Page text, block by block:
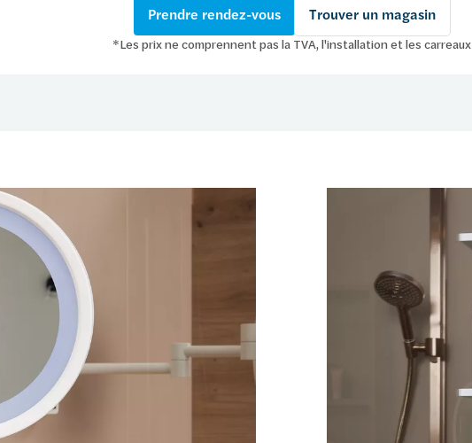
Prendre rendez-vous Trouver un magasin
*Les prix ne comprennent pas la TVA, l'installation et les carreaux